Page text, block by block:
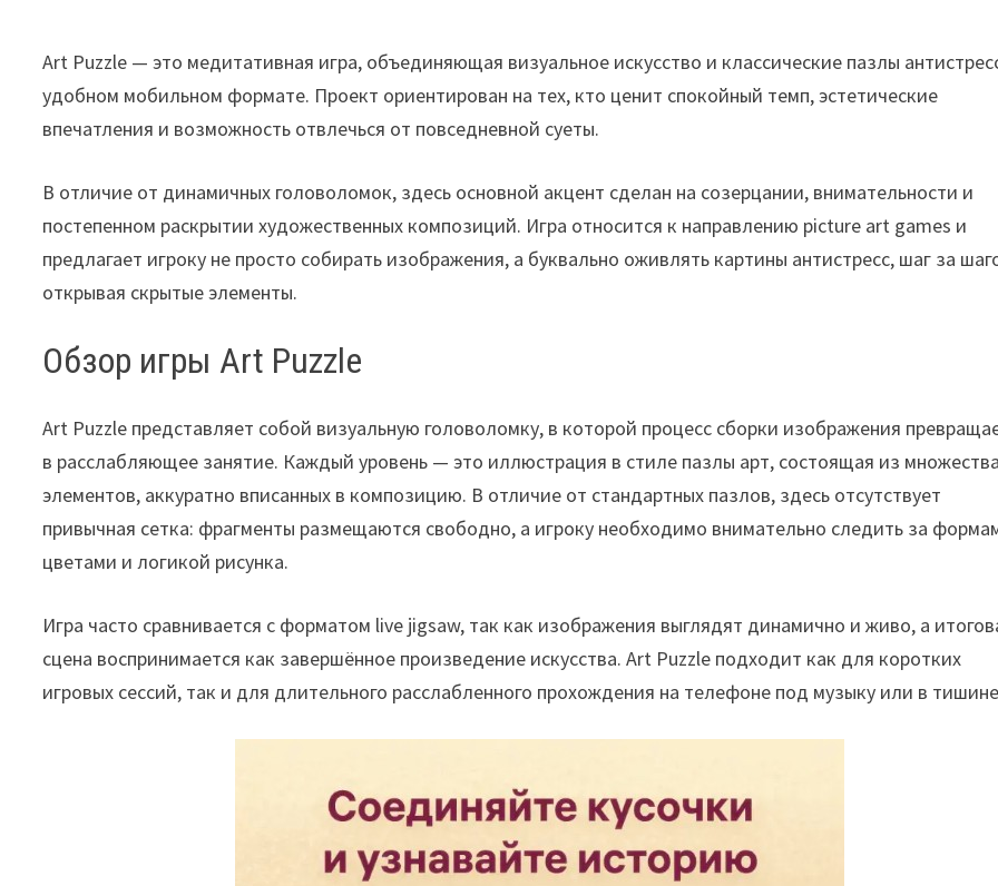
Art Puzzle — это медитативная игра, объединяющая визуальное искусство и классические пазлы
удобном мобильном формате. Проект ориентирован на тех, кто ценит спокойный темп, эстетические
впечатления и возможность отвлечься от повседневной суеты.
В отличие от динамичных головоломок, здесь основной акцент сделан на созерцании, внимательности и
постепенном раскрытии художественных композиций. Игра относится к направлению picture art games и
предлагает игроку не просто собирать изображения, а буквально оживлять картины антистресс, шаг за
открывая скрытые элементы.
Обзор игры Art Puzzle
Art Puzzle представляет собой визуальную головоломку, в которой процесс сборки изображения
в расслабляющее занятие. Каждый уровень — это иллюстрация в стиле пазлы арт, состоящая из
элементов, аккуратно вписанных в композицию. В отличие от стандартных пазлов, здесь отсутствует
привычная сетка: фрагменты размещаются свободно, а игроку необходимо внимательно следить за
цветами и логикой рисунка.
Игра часто сравнивается с форматом live jigsaw, так как изображения выглядят динамично и живо, а
сцена воспринимается как завершённое произведение искусства. Art Puzzle подходит как для коротких
игровых сессий, так и для длительного расслабленного прохождения на телефоне под музыку или в